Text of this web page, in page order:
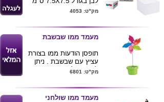
עם הדפסה ע"ג פאה אחת
מינימום הזמנה 200
יחידות
אספקה עד 14 ימי עסקים
מאישור הלוגו
מק"ט: 4053
מעמד ממו שבשבת
תופסן הודעות ממו בצורת
עציץ עם שבשבת . ניתן
להדפיס לוגו ע"ג העציץ .
מק"ט: 6801
מעמד ממו שולחני